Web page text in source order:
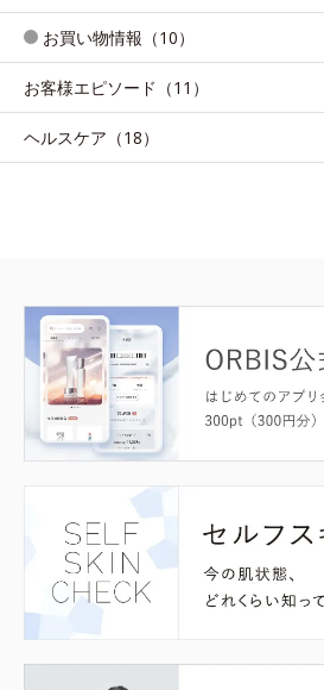
お買い物情報（10）
お客様エピソード（11）
ヘルスケア（18）